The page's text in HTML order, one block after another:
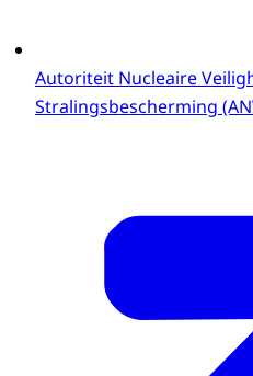
Autoriteit Nucleaire
Stralingsbescherming